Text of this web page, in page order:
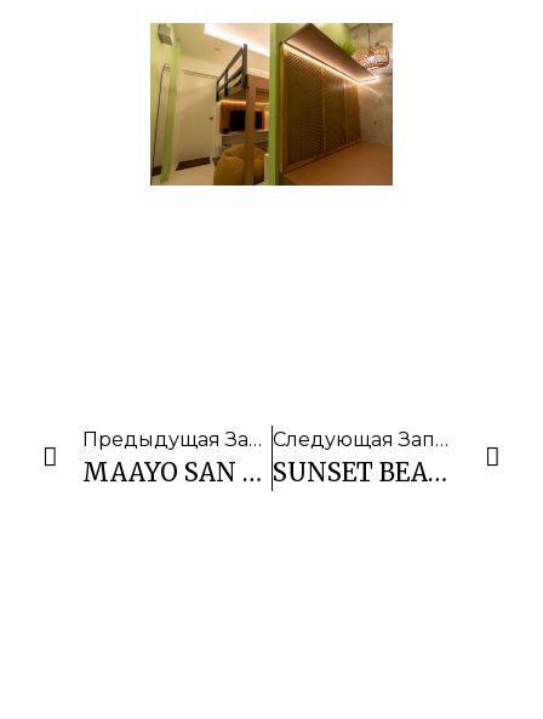
Предыдущая Запись
MAAYO SAN REMEGIO RESORT
Следующая Запись
SUNSET BEACH RESORT MOALBOAL